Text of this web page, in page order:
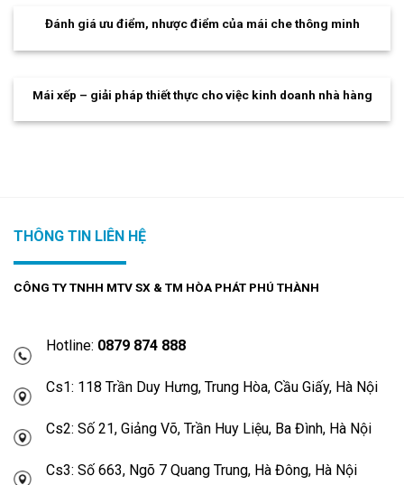
Đánh giá ưu điểm, nhược điểm của mái che thông minh
Mái xếp – giải pháp thiết thực cho việc kinh doanh nhà hàng
THÔNG TIN LIÊN HỆ
CÔNG TY TNHH MTV SX & TM HÒA PHÁT PHÚ THÀNH
Hotline: 0879 874 888
Cs1: 118 Trần Duy Hưng, Trung Hòa, Cầu Giấy, Hà Nội
Cs2: Số 21, Giảng Võ, Trần Huy Liệu, Ba Đình, Hà Nội
Cs3: Số 663, Ngõ 7 Quang Trung, Hà Đông, Hà Nội